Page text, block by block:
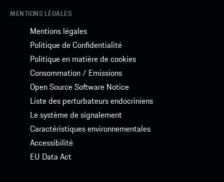
MENTIONS LÉGALES
Mentions légales
Politique de Confidentialité
Politique en matière de cookies
Consommation / Emissions
Open Source Software Notice
Liste des perturbateurs endocriniens
Le système de signalement
Caractéristiques environnementales
Accessibilité
EU Data Act